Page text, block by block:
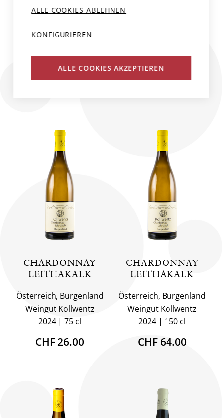
GLORIA
Österreich, Burgenland
CHF 72.00 CHF 160.00
CHARDONNAY
LEITHAKALK
Österreich, Burgenland
Weingut Kollwentz
2024
75 cl
CHF 26.00
CHARDONNAY
LEITHAKALK
Österreich, Burgenland
Weingut Kollwentz
2024
150 cl
CHF 64.00
ALLE COOKIES ABLEHNEN
KONFIGURIEREN
ALLE COOKIES AKZEPTIEREN